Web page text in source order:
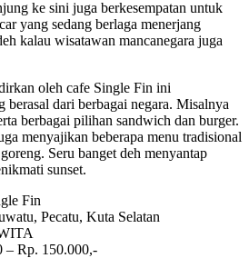
ke sini juga berkesempatan untuk
yang sedang berlaga menerjang
kalau wisatawan mancanegara juga
oleh cafe Single Fin ini
berasal dari berbagai negara. Misalnya
berbagai pilihan sandwich dan burger.
menyajikan beberapa menu tradisional
Seru banget deh menyantap
sunset.
Fin
Pecatu, Kuta Selatan
– Rp. 150.000,-